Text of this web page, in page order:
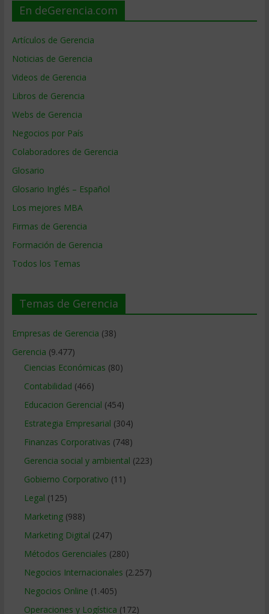
En deGerencia.com
Artículos de Gerencia
Noticias de Gerencia
Videos de Gerencia
Libros de Gerencia
Webs de Gerencia
Negocios por País
Colaboradores de Gerencia
Glosario
Glosario Inglés – Español
Los mejores MBA
Firmas de Gerencia
Formación de Gerencia
Todos los Temas
Temas de Gerencia
Empresas de Gerencia (38)
Gerencia (9.477)
Ciencias Económicas (80)
Contabilidad (466)
Educacion Gerencial (454)
Estrategia Empresarial (304)
Finanzas Corporativas (748)
Gerencia social y ambiental (223)
Gobierno Corporativo (11)
Legal (125)
Marketing(988)
Marketing Digital (247)
Métodos Gerenciales (280)
Negocios Internacionales (2.257)
Negocios Online (1.405)
Operaciones y Logística (172)